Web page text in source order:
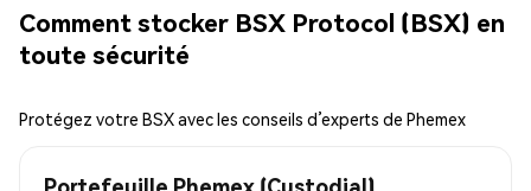
Comment stocker BSX Protocol (BSX) en
toute sécurité
Protégez votre BSX avec les conseils d’experts de Phemex
Portefeuille Phemex (Custodial)